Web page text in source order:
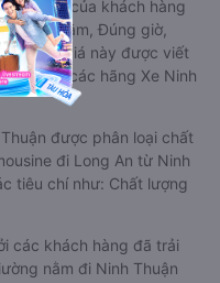
1 đến 5 của khách hàng
nằm, Đúng giờ,
. Đánh giá này được viết
nghiệm các hãng Xe Ninh
được phân loại chất
đi Long An từ Ninh
tiêu chí như: Chất lượng
các khách hàng đã trải
nằm đi Ninh Thuận